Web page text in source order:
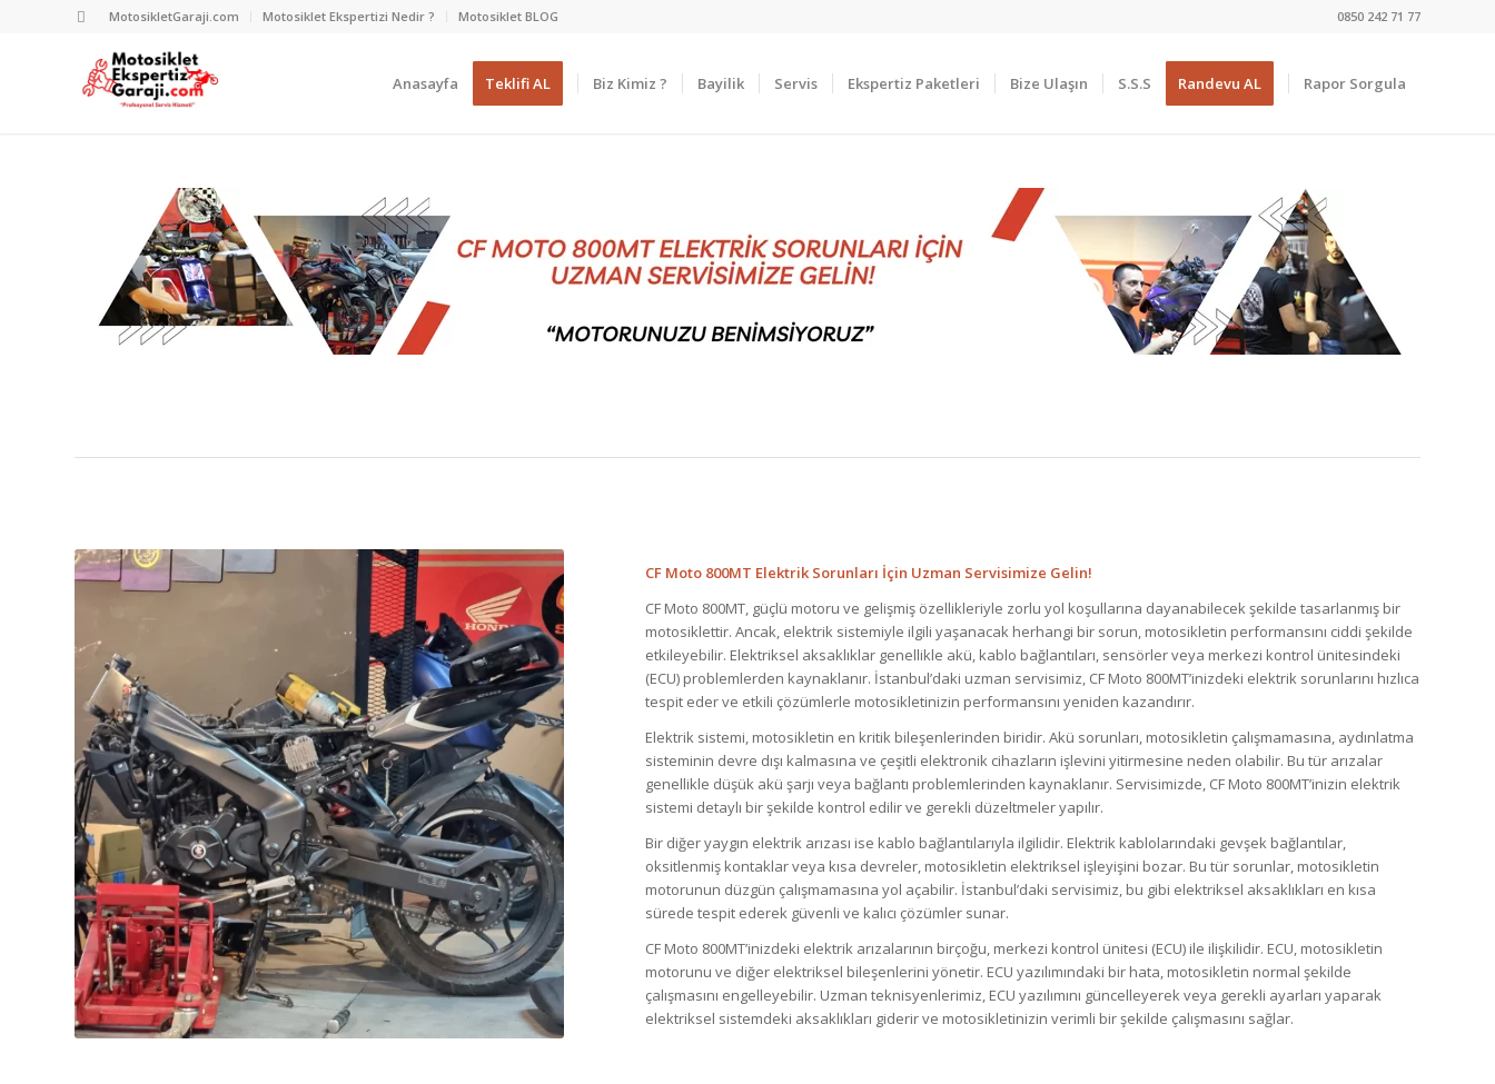
MotosikletGaraji.com Motosiklet Ekspertizi Nedir ? Motosiklet BLOG 0850 242 71 77
Anasayfa Teklifi AL Biz Kimiz ? Bayilik Servis Ekspertiz Paketleri Bize Ulaşın S.S.S Randevu AL Rapor Sorgula
CF Moto 800MT Elektrik Sorunları İçin Uzman Servisimize Gelin!
CF Moto 800MT, güçlü motoru ve gelişmiş özellikleriyle zorlu yol koşullarına dayanabilecek şekilde tasarlanmış bir
motosiklettir. Ancak, elektrik sistemiyle ilgili yaşanacak herhangi bir sorun, motosikletin performansını ciddi şekilde
etkileyebilir. Elektriksel aksaklıklar genellikle akü, kablo bağlantıları, sensörler veya merkezi kontrol ünitesindeki
(ECU) problemlerden kaynaklanır. İstanbul’daki uzman servisimiz, CF Moto 800MT’inizdeki elektrik sorunlarını hızlıca
tespit eder ve etkili çözümlerle motosikletinizin performansını yeniden kazandırır.
Elektrik sistemi, motosikletin en kritik bileşenlerinden biridir. Akü sorunları, motosikletin çalışmamasına, aydınlatma
sisteminin devre dışı kalmasına ve çeşitli elektronik cihazların işlevini yitirmesine neden olabilir. Bu tür arızalar
genellikle düşük akü şarjı veya bağlantı problemlerinden kaynaklanır. Servisimizde, CF Moto 800MT’inizin elektrik
sistemi detaylı bir şekilde kontrol edilir ve gerekli düzeltmeler yapılır.
Bir diğer yaygın elektrik arızası ise kablo bağlantılarıyla ilgilidir. Elektrik kablolarındaki gevşek bağlantılar,
oksitlenmiş kontaklar veya kısa devreler, motosikletin elektriksel işleyişini bozar. Bu tür sorunlar, motosikletin
motorunun düzgün çalışmamasına yol açabilir. İstanbul’daki servisimiz, bu gibi elektriksel aksaklıkları en kısa
sürede tespit ederek güvenli ve kalıcı çözümler sunar.
CF Moto 800MT’inizdeki elektrik arızalarının birçoğu, merkezi kontrol ünitesi (ECU) ile ilişkilidir. ECU, motosikletin
motorunu ve diğer elektriksel bileşenlerini yönetir. ECU yazılımındaki bir hata, motosikletin normal şekilde
çalışmasını engelleyebilir. Uzman teknisyenlerimiz, ECU yazılımını güncelleyerek veya gerekli ayarları yaparak
elektriksel sistemdeki aksaklıkları giderir ve motosikletinizin verimli bir şekilde çalışmasını sağlar.